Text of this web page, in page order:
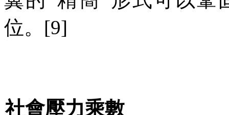
位。 [9]
社會壓力乘數